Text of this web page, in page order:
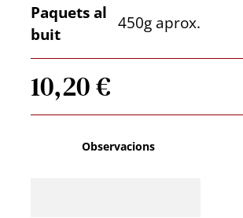
Paquets al
buit
450g aprox.
10,20€
Observacions